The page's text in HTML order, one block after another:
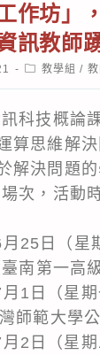
作坊」
訊教師
Post教學組 /
科技概論
算思維解
解決問題的
次，活動
25日（星
南第一高
1日（星
師範大學
2日（星